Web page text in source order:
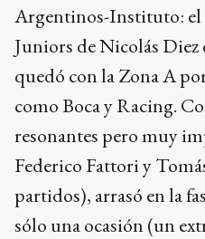
Argentinos-Instituto:
Juniors de Nicolás Diez
quedó con la Zona A
como Boca y Racing.
resonantes pero muy
Federico Fattori y
partidos), arrasó en la
sólo una ocasión (un